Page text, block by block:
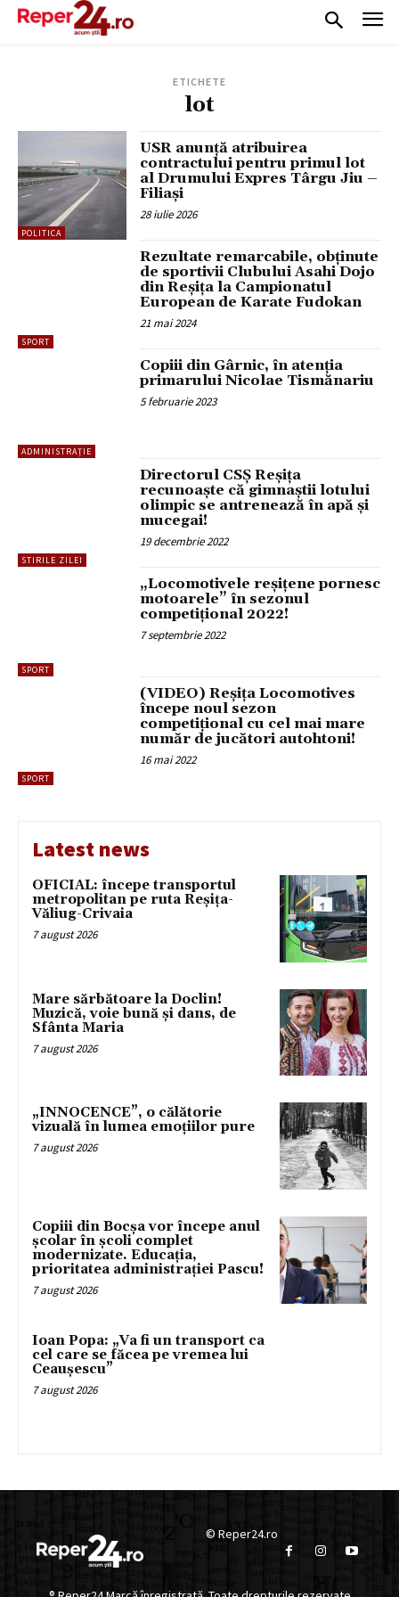
ETICHETE
lot
POLITICA
USR anunță atribuirea
contractului pentru primul lot
al Drumului Expres Târgu Jiu –
Filiași
28 iulie 2026
SPORT
Rezultate remarcabile, obținute
de sportivii Clubului Asahi Dojo
din Reșița la Campionatul
European de Karate Fudokan
21 mai 2024
ADMINISTRAȚIE
Copiii din Gârnic, în atenția
primarului Nicolae Tismănariu
5 februarie 2023
STIRILE ZILEI
Directorul CSȘ Reșița
recunoaște că gimnaștii lotului
olimpic se antrenează în apă și
mucegai!
19 decembrie 2022
SPORT
„Locomotivele reșițene pornesc
motoarele” în sezonul
competițional 2022!
7 septembrie 2022
SPORT
(VIDEO) Reșița Locomotives
începe noul sezon
competițional cu cel mai mare
număr de jucători autohtoni!
16 mai 2022
Latest news
OFICIAL: începe transportul
metropolitan pe ruta Reșița-
Văliug-Crivaia
7 august 2026
Mare sărbătoare la Doclin!
Muzică, voie bună și dans, de
Sfânta Maria
7 august 2026
„INNOCENCE”, o călătorie
vizuală în lumea emoțiilor pure
7 august 2026
Copiii din Bocșa vor începe anul
școlar în școli complet
modernizate. Educația,
prioritatea administrației Pascu!
7 august 2026
Ioan Popa: „Va fi un transport ca
cel care se făcea pe vremea lui
Ceaușescu”
7 august 2026
© Reper24.ro